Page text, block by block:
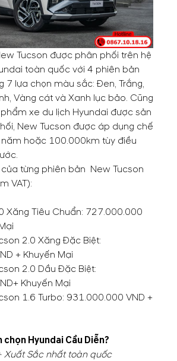
Tucson được phân phối trên hệ
toàn quốc với 4 phiên bản
7 lựa chọn màu sắc: Đen, Trắng,
Vàng cát và Xanh lục bảo. Cũng
xe du lịch Hyundai được sản
New Tucson được áp dụng chế
hoặc 100.000km tùy điều
từng phiên bản New Tucson
VAT):
Xăng Tiêu Chuẩn: 727.000.000
2.0 Xăng Đặc Biệt:
+ Khuyến Mại
2.0 Dầu Đặc Biệt:
Khuyến Mại
1.6 Turbo: 931.000.000 VND +
chọn Hyundai Cầu Diễn?
Xuất Sắc nhất toàn quốc